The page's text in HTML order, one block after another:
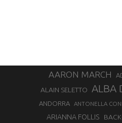
AARON MARCH
ALAIN SELETTO ALBA
ANDORRA ANTONELLA
ARIANNA FOLLIS